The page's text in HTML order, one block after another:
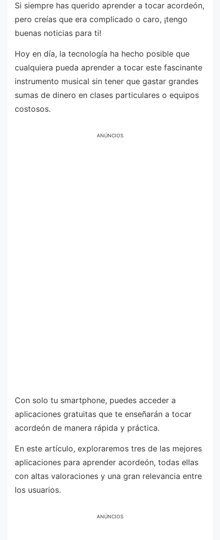
Si siempre has querido aprender a tocar acordeón,
pero creías que era complicado o caro, ¡tengo
buenas noticias para ti!
Hoy en día, la tecnología ha hecho posible que
cualquiera pueda aprender a tocar este fascinante
instrumento musical sin tener que gastar grandes
sumas de dinero en clases particulares o equipos
costosos.
ANÚNCIOS
Con solo tu smartphone, puedes acceder a
aplicaciones gratuitas que te enseñarán a tocar
acordeón de manera rápida y práctica.
En este artículo, exploraremos tres de las mejores
aplicaciones para aprender acordeón, todas ellas
con altas valoraciones y una gran relevancia entre
los usuarios.
ANÚNCIOS